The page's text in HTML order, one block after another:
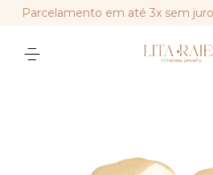
Parcelamento em até 3x sem juros.